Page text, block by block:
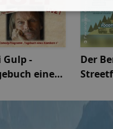
Gulp -
eines
Der